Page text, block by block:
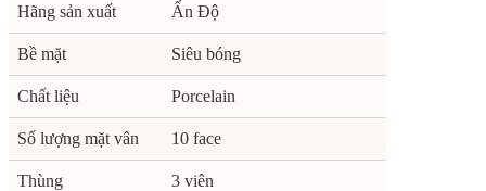
Hãng sản xuất Ấn Độ
Bề mặt Siêu bóng
Chất liệu Porcelain
Số lượng mặt vân 10 face
Thùng 3 viên